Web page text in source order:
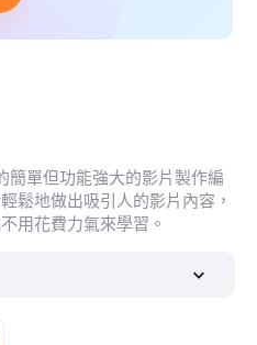
簡單但功能強大的影片製作編
鬆地做出吸引人的影片內容，
用花費力氣來學習。